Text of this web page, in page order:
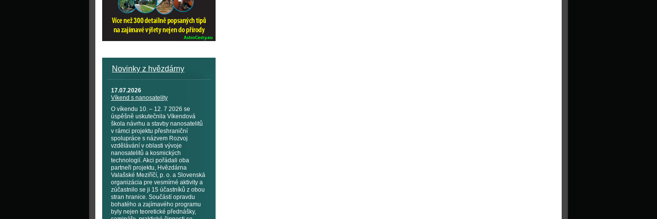
Novinky z hvězdárny
17.07.2026
Víkend s nanosatelity
O víkendu 10. – 12. 7 2026 se
úspěšně uskutečnila Víkendová
škola návrhu a stavby nanosatelitů
v rámci projektu přeshraniční
spolupráce s názvem Rozvoj
vzdělávání v oblasti vývoje
nanosatelitů a kosmických
technologií. Akci pořádali oba
partneři projektu, Hvězdárna
Valašské Meziříčí, p. o. a Slovenská
organizácia pre vesmírné aktivity a
zúčastnilo se ji 15 účastníků z obou
stran hranice. Součástí opravdu
bohatého a zajímavého programu
byly nejen teoretické přednášky,